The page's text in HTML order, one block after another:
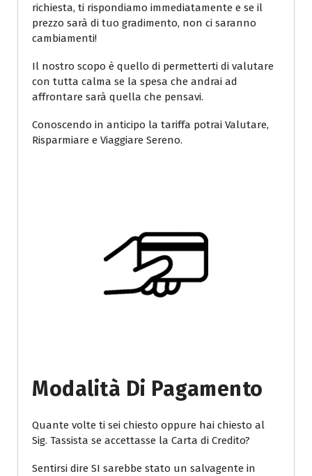
richiesta, ti rispondiamo immediatamente e se il
prezzo sarà di tuo gradimento, non ci saranno
cambiamenti!
Il nostro scopo è quello di permetterti di valutare
con tutta calma se la spesa che andrai ad
affrontare sarà quella che pensavi.
Conoscendo in anticipo la tariffa potrai Valutare,
Risparmiare e Viaggiare Sereno.
Modalità Di Pagamento
Quante volte ti sei chiesto oppure hai chiesto al
Sig. Tassista se accettasse la Carta di Credito?
Sentirsi dire SI sarebbe stato un salvagente in